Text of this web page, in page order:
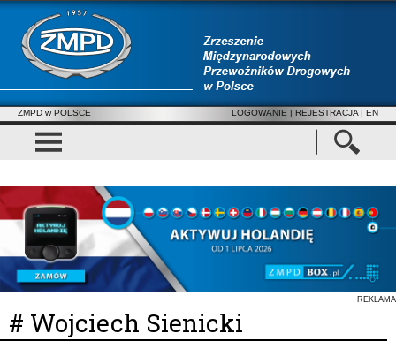
ZMPD w POLSCE LOGOWANIE | REJESTRACJA | EN
REKLAMA
# Wojciech Sienicki